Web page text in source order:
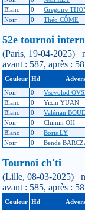
Blanc
0 Gregoire
Noir
0 Théo CÔME
52e tournoi
(Paris, 19-04-2025)
avant : 587, après :
Couleur Hd
Noir
0 Vsevolod
Blanc
0 Yixin YUAN
Blanc
0 Valérian
Noir
0 Chimin OH
Blanc
0 Boris LY
Noir
0 Bende
Tournoi ch'ti
(Lille, 08-03-2025)
avant : 585, après :
Couleur Hd